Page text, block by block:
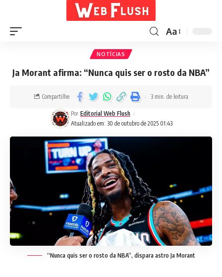
Aa
NOTÍCIAS
Ja Morant afirma: “Nunca quis ser o rosto da NBA”
Atualizado em: 30 de outubro de 2025 01:43
Por Editorial Web Flush
Compartilhe 3 min. de leitura
“Nunca quis ser o rosto da NBA”, dispara astro Ja Morant